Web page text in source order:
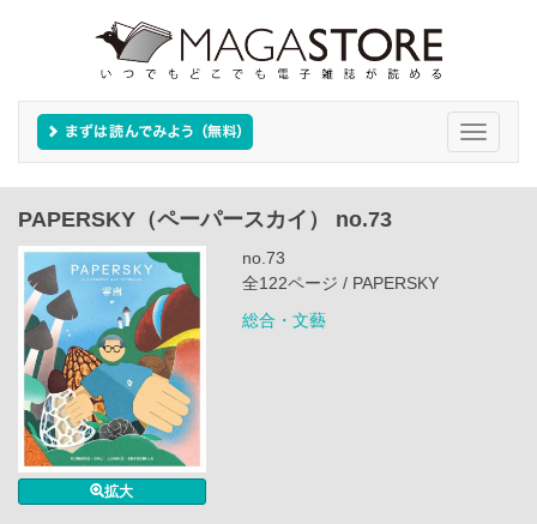
Toggle
PAPERSKY（ペーパースカイ） no.73
拡大
no.73
全122ページ / PAPERSKY
総合・文藝